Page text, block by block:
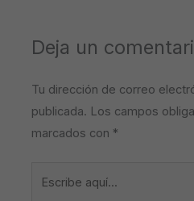
Deja un
Tu dirección de correo
publicada. Los campos
marcados con *